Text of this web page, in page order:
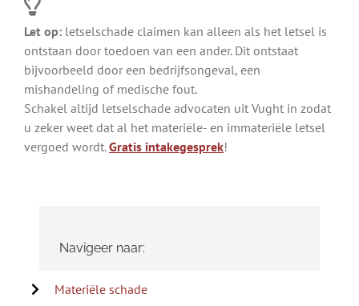
Let op: letselschade claimen kan alleen als het letsel is
ontstaan door toedoen van een ander. Dit ontstaat
bijvoorbeeld door een bedrijfsongeval, een
mishandeling of medische fout.
Schakel altijd letselschade advocaten uit Vught in zodat
u zeker weet dat al het materiële- en immateriële letsel
vergoed wordt.Gratis intakegesprek!
Navigeer naar:
Materiële schade